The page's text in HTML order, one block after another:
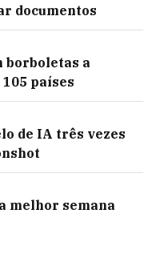
documentos
borboletas a
países
de IA três vezes
melhor semana